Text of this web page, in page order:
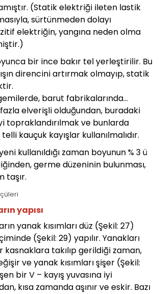
(Statik elektriği ileten lastik
sürtünmeden dolayı
elektriğin, yangına neden olma
bir ince bakır tel yerleştirilir. Bu
direncini artırmak olmayıp, statik
barut fabrikalarında…
elverişli olduğundan, buradaki
topraklandırılmak ve bunlarda
kauçuk kayışlar kullanılmalıdır.
kullanıldığı zaman boyunun % 3 ü
germe düzeninin bulunması,
taşır.
yapısı
yanak kısımları düz (Şekil: 27)
(Şekil: 29) yapılır. Yanakları
kasnaklara takılıp gerildiği zaman,
ve yanak kısımları şişer (Şekil:
bir V – kayış yuvasına iyi
kısa zamanda aşınır ve eskir. Bazı